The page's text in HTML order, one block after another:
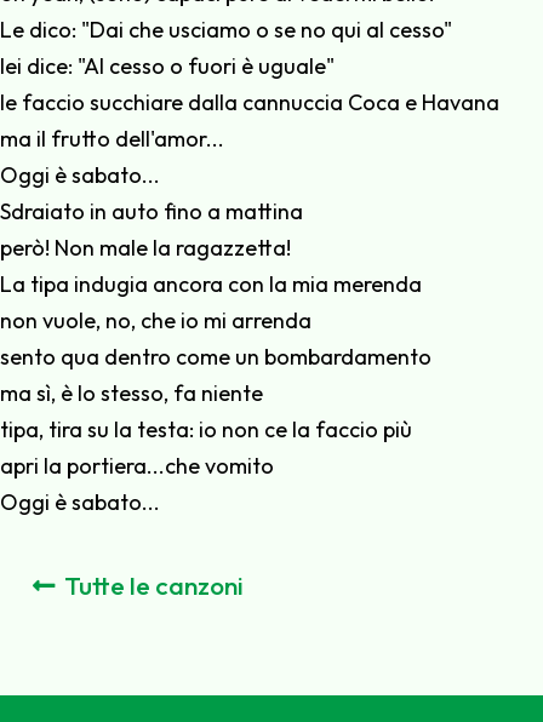
Le dico: "Dai che usciamo o se no qui al cesso"
lei dice: "Al cesso o fuori è uguale"
le faccio succhiare dalla cannuccia Coca e Havana
ma il frutto dell'amor...
Oggi è sabato...
Sdraiato in auto fino a mattina
però! Non male la ragazzetta!
La tipa indugia ancora con la mia merenda
non vuole, no, che io mi arrenda
sento qua dentro come un bombardamento
ma sì, è lo stesso, fa niente
tipa, tira su la testa: io non ce la faccio più
apri la portiera...che vomito
Oggi è sabato...
Tutte le canzoni